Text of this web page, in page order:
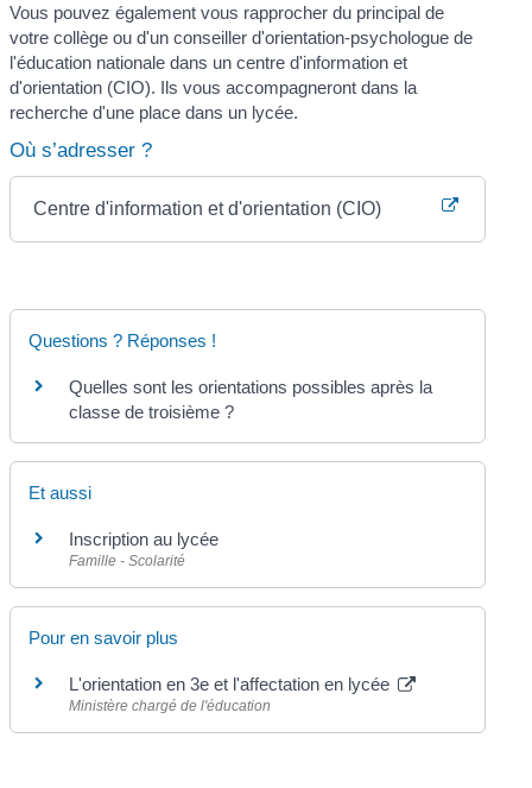
Vous pouvez également vous rapprocher du principal de
votre collège ou d'un conseiller d'orientation-psychologue de
l'éducation nationale dans un centre d'information et
d'orientation (CIO). Ils vous accompagneront dans la
recherche d'une place dans un lycée.
Où s’adresser ?
Centre d'information et d'orientation (CIO)
Questions ? Réponses !
Quelles sont les orientations possibles après la
classe de troisième ?
Et aussi
Inscription au lycée
Famille - Scolarité
Pour en savoir plus
L'orientation en 3e et l'affectation en lycée
Ministère chargé de l'éducation